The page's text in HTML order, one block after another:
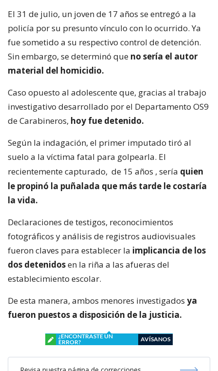
El 31 de julio, un joven de 17 años se entregó a la
policía por su presunto vínculo con lo ocurrido. Ya
fue sometido a su respectivo control de detención.
Sin embargo, se determinó que no sería el autor
material del homicidio.
Caso opuesto al adolescente que, gracias al trabajo
investigativo desarrollado por el Departamento OS9
de Carabineros, hoy fue detenido.
Según la indagación, el primer imputado tiró al
suelo a la víctima fatal para golpearla. El
recientemente capturado, de 15 años , sería quien
le propinó la puñalada que más tarde le costaría
la vida.
Declaraciones de testigos, reconocimientos
fotográficos y análisis de registros audiovisuales
fueron claves para establecer la implicancia de los
dos detenidosen la riña a las afueras del
establecimiento escolar.
De esta manera, ambos menores investigados ya
fueron puestos a disposición de la justicia.
¿ENCONTRASTE UN
ERROR?
AVÍSANOS